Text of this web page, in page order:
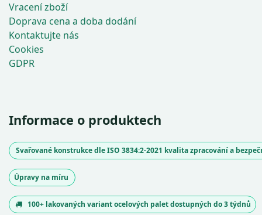
Vracení zboží
Doprava cena a doba dodání
Kontaktujte nás
Cookies
GDPR
Informace o produktech
Svařované konstrukce dle ISO 3834:2-2021 kvalita zpracování a
Úpravy na míru
100+ lakovaných variant ocelových palet dostupných do 3 týdnů